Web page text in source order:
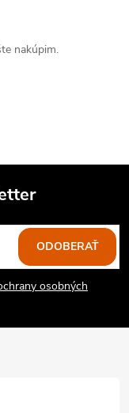
nakúpim.
osobných
ODOBERAŤ